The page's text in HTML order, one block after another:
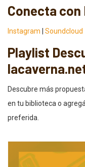
Conecta con
Instagram Soundcloud
Playlist
Descubre más
en tu biblioteca o
preferida.